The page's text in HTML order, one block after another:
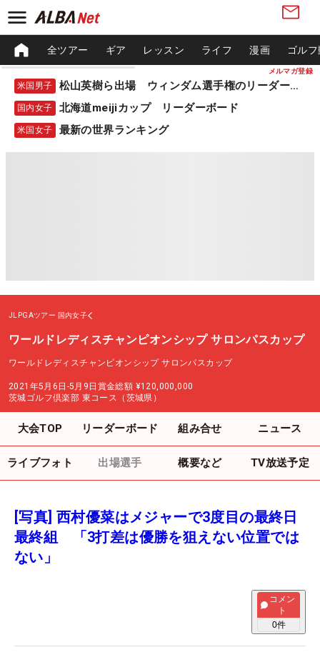
メルマガ登録
全ツアー ギア レッスン ライフ 漫画 ゴル
米国男子 松山英樹ら出場 ウィンダム選手権のリーダーボード
国内女子 北海道meijiカップ リーダーボード
米国女子 最新の世界ランキング
JLPGAツアー 国内女子
ワールドレディスチャンピオンシップ サロンパスカップ
ワールドレディスチャンピオンシップ サロンパスカップ
2021年5月6日-5月9日 賞金総額 ¥120,000,000
茨城ゴルフ倶楽部 東コース（茨城県）
大会TOP リーダーボード 組み合せ ニュース
ライブフォト 出場選手 概要など TV放送予定
[写真] 西村優菜はメジャーで3度目の最終日
最終組 「3打差は優勝を狙えない位置では
ない」
コメン
ト
0件